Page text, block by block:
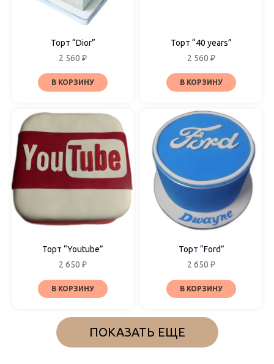
Торт “Dior”
2 560 ₽
В КОРЗИНУ
Торт “40 years”
2 560 ₽
В КОРЗИНУ
Торт “Youtube”
2 650 ₽
В КОРЗИНУ
Торт “Ford”
2 650 ₽
В КОРЗИНУ
ПОКАЗАТЬ ЕЩЕ